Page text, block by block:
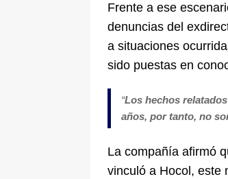
Frente a ese
denuncias del
a situaciones
sido puestas en
“Los hechos
años, por tanto, no
La compañía afirmó
vinculó a Hocol, este